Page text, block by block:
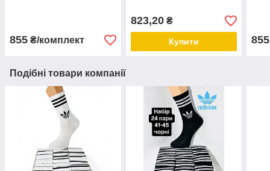
855 ₴/комплект
823,20₴
Купити 855
Подібні товари компанії